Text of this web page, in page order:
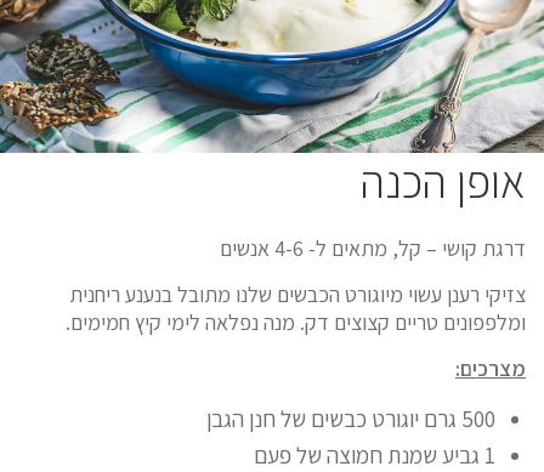
אופן הכנה
דרגת קושי – קל, מתאים ל- 4-6 אנשים
צזיקי רענן עשוי מיוגורט הכבשים שלנו מתובל בנענע ריחנית
ומלפפונים טריים קצוצים דק. מנה נפלאה לימי קיץ חמימים.
מצרכים:
500 גרם יוגורט כבשים של חנן הגבן
1 גביע שמנת חמוצה של פעם